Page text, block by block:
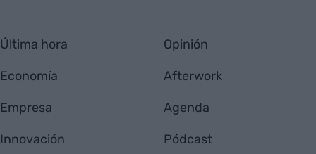
Última hora
Economía
Empresa
Innovación
Opinión
Afterwork
Agenda
Pódcast